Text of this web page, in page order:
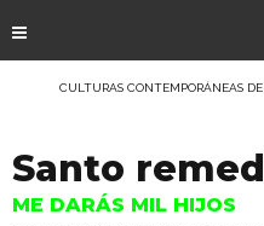
CULTURAS CONTEMPORÁNEAS
Santo
ME DARÁS MIL HIJOS